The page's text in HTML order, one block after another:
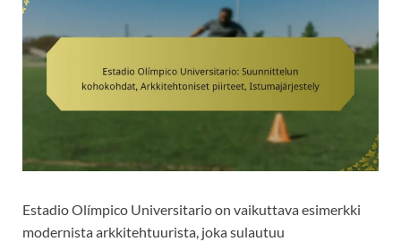
Estadio Olímpico Universitario on vaikuttava esimerkki
modernista arkkitehtuurista, joka sulautuu